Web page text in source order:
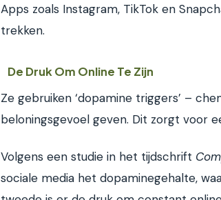
Apps zoals Instagram, TikTok en
trekken.
De Druk Om Online Te Zijn
Ze gebruiken ‘dopamine triggers’ –
beloningsgevoel geven. Dit zorgt voor
Volgens een studie in het tijdschrift
sociale media het dopaminegehalte,